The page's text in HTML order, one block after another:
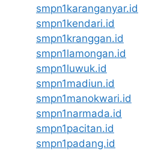
smpn1karanganyar.id
smpn1kendari.id
smpn1kranggan.id
smpn1lamongan.id
smpn1luwuk.id
smpn1madiun.id
smpn1manokwari.id
smpn1narmada.id
smpn1pacitan.id
smpn1padang.id